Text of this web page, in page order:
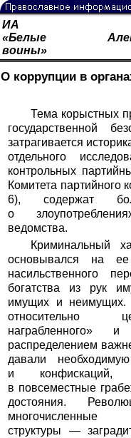
ИА
«Белые
воины»
О коррупции в
Тема корыстных
государственной
затрагивается
отдельного
контрольных
Комитета
6), содержат
о
ведомства.
Криминальный
основывался на ее
насильственного
богатства из рук
имущих и неимущих.
относительно
награбленного»
распределением
давали
и конфискаций,
в повсеместные
достояния.
многочисленные
структуры —